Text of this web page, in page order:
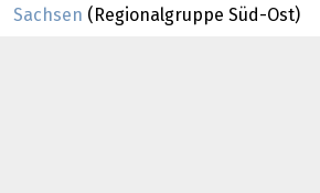
Sachsen (Regionalgruppe Süd-Ost)